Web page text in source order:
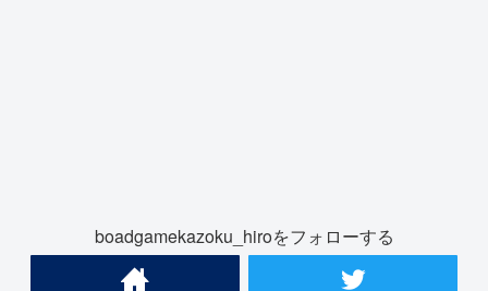
boadgamekazoku_hiroをフォローする